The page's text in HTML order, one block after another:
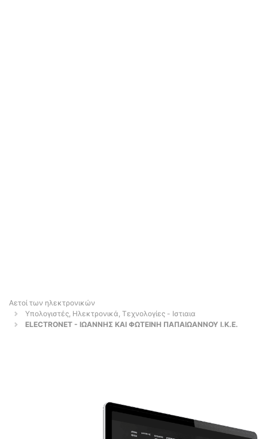
Αετοί των ηλεκτρονικών
Υπολογιστές, Ηλεκτρονικά, Τεχνολογίες - Ιστιαια
ELECTRONET - ΙΩΑΝΝΗΣ ΚΑΙ ΦΩΤΕΙΝΗ ΠΑΠΑΙΩΑΝΝΟΥ Ι.Κ.Ε.